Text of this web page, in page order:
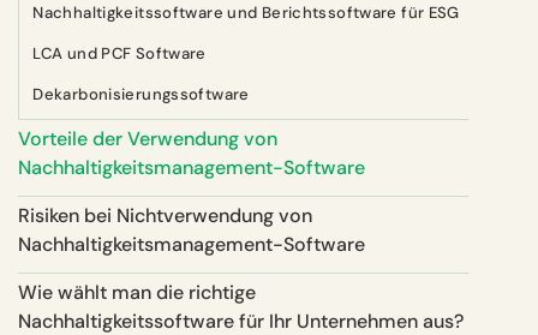
Nachhaltigkeitssoftware und Berichtssoftware für ESG
LCA und PCF Software
Dekarbonisierungssoftware
Vorteile der Verwendung von
Nachhaltigkeitsmanagement-Software
Risiken bei Nichtverwendung von
Nachhaltigkeitsmanagement-Software
Wie wählt man die richtige
Nachhaltigkeitssoftware für Ihr Unternehmen aus?